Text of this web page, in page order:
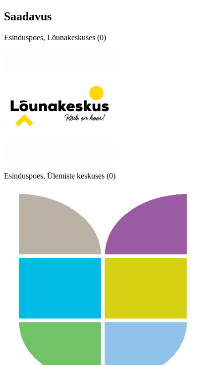
Saadavus
Esinduspoes, Lõunakeskuses (0)
Esinduspoes, Ülemiste keskuses (0)